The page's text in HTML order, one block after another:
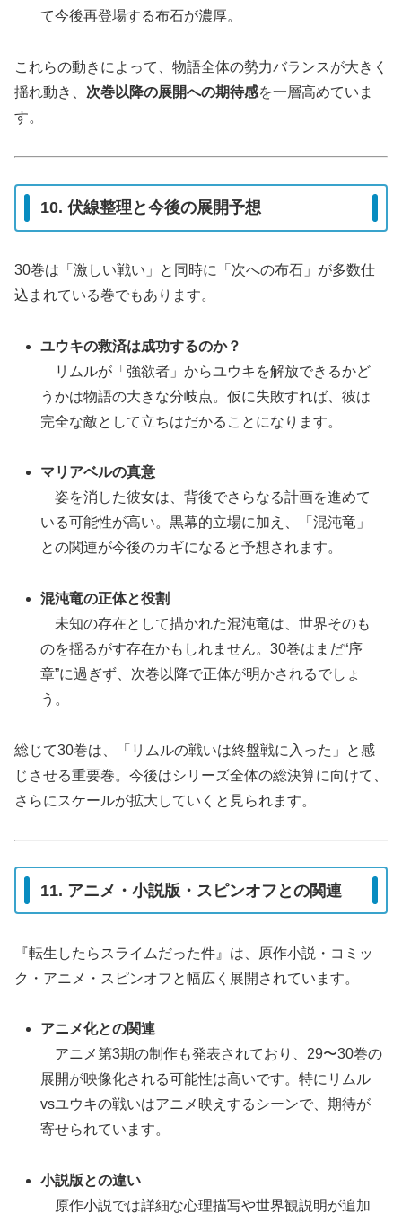
て今後再登場する布石が濃厚。
これらの動きによって、物語全体の勢力バランスが大きく
揺れ動き、 次巻以降の展開への期待感を一層高めていま
す。
10. 伏線整理と今後の展開予想
30巻は「激しい戦い」と同時に「次への布石」が多数仕
込まれている巻でもあります。
ユウキの救済は成功するのか？
リムルが「強欲者」からユウキを解放できるかど
うかは物語の大きな分岐点。仮に失敗すれば、彼は
完全な敵として立ちはだかることになります。
マリアベルの真意
姿を消した彼女は、背後でさらなる計画を進めて
いる可能性が高い。黒幕的立場に加え、「混沌竜」
との関連が今後のカギになると予想されます。
混沌竜の正体と役割
未知の存在として描かれた混沌竜は、世界そのも
のを揺るがす存在かもしれません。30巻はまだ“序
章”に過ぎず、次巻以降で正体が明かされるでしょ
う。
総じて30巻は、「リムルの戦いは終盤戦に入った」と感
じさせる重要巻。今後はシリーズ全体の総決算に向けて、
さらにスケールが拡大していくと見られます。
11. アニメ・小説版・スピンオフとの関連
『転生したらスライムだった件』は、原作小説・コミッ
ク・アニメ・スピンオフと幅広く展開されています。
アニメ化との関連
アニメ第3期の制作も発表されており、29〜30巻の
展開が映像化される可能性は高いです。特にリムル
vsユウキの戦いはアニメ映えするシーンで、期待が
寄せられています。
小説版との違い
原作小説では詳細な心理描写や世界観説明が追加